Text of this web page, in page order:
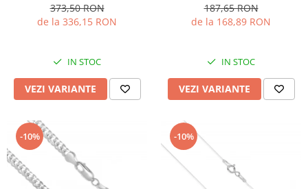
373,50 RON
de la 336,15 RON
IN STOC
VEZI VARIANTE
187,65 RON
de la 168,89 RON
IN STOC
VEZI VARIANTE
-10% -10%